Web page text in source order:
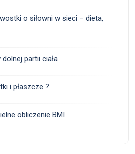
o siłowni w sieci – dieta,
partii ciała
i płaszcze ?
obliczenie BMI